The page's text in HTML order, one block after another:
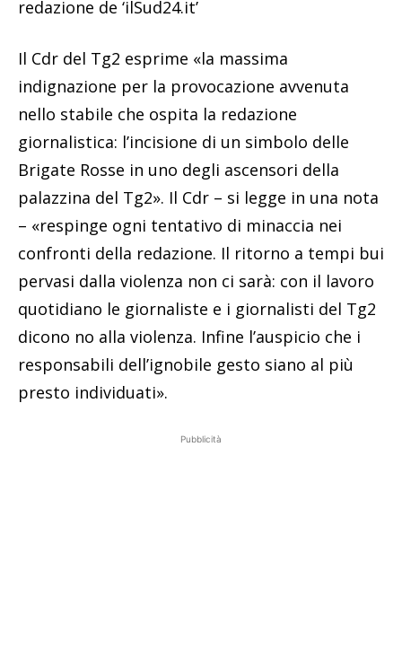
redazione de ‘ilSud24.it’
Il Cdr del Tg2 esprime «la massima
indignazione per la provocazione avvenuta
nello stabile che ospita la redazione
giornalistica: l’incisione di un simbolo delle
Brigate Rosse in uno degli ascensori della
palazzina del Tg2». Il Cdr – si legge in una nota
– «respinge ogni tentativo di minaccia nei
confronti della redazione. Il ritorno a tempi bui
pervasi dalla violenza non ci sarà: con il lavoro
quotidiano le giornaliste e i giornalisti del Tg2
dicono no alla violenza. Infine l’auspicio che i
responsabili dell’ignobile gesto siano al più
presto individuati».
Pubblicità